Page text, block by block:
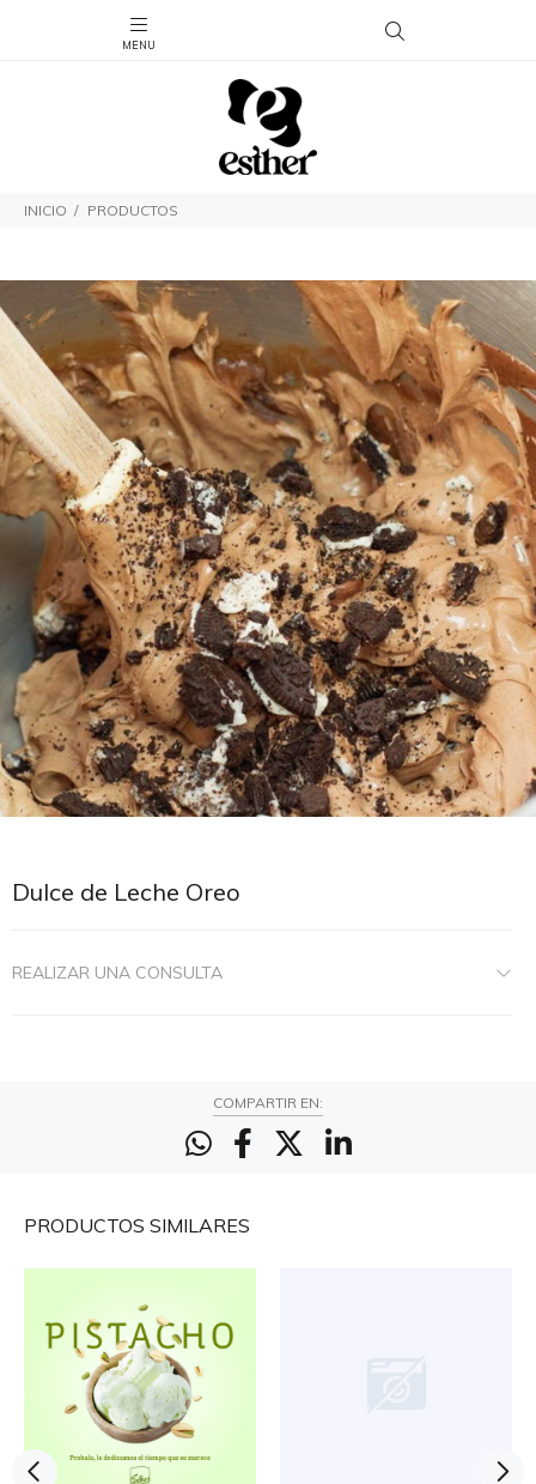
INICIO PRODUCTOS
Dulce de Leche Oreo
REALIZAR UNA CONSULTA
COMPARTIR EN:
PRODUCTOS SIMILARES